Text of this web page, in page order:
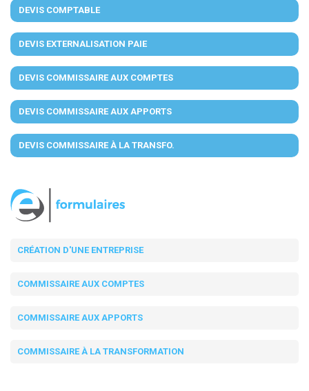
DEVIS COMPTABLE
DEVIS EXTERNALISATION PAIE
DEVIS COMMISSAIRE AUX COMPTES
DEVIS COMMISSAIRE AUX APPORTS
DEVIS COMMISSAIRE À LA TRANSFO.
CRÉATION D'UNE ENTREPRISE
COMMISSAIRE AUX COMPTES
COMMISSAIRE AUX APPORTS
COMMISSAIRE À LA TRANSFORMATION